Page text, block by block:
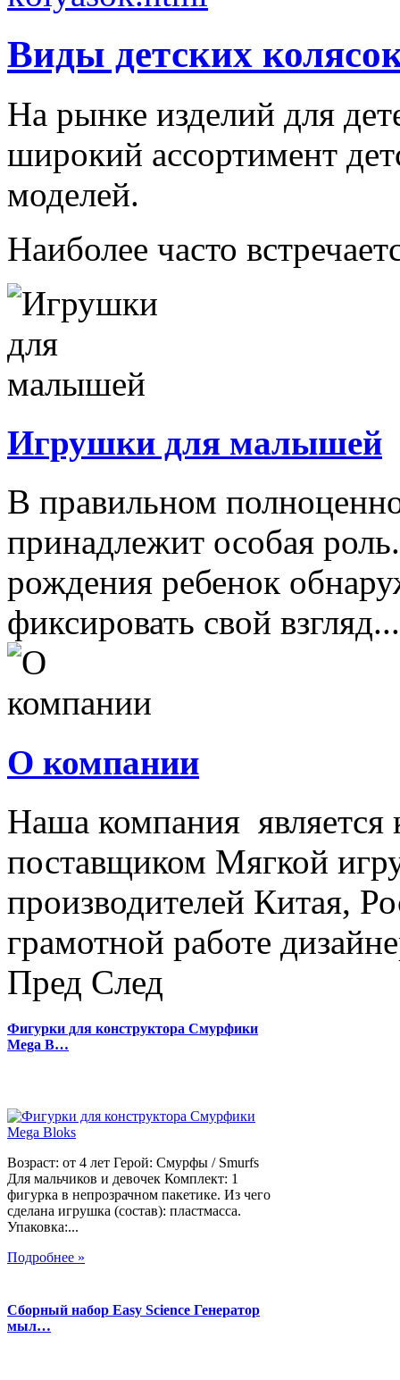
Виды детских
На рынке изделий для
широкий ассортимент
моделей.
Наиболее часто
Игрушки для малышей
В правильном
принадлежит особая
рождения ребенок
фиксировать свой взгляд...
О компании
Наша компания
поставщиком Мягкой
производителей Китая,
грамотной работе
Пред След
Фигурки для конструктора Смурфики
Mega B…
Возраст: от 4 лет Герой: Смурфы / Smurfs
Для мальчиков и девочек Комплект: 1
фигурка в непрозрачном пакетике. Из чего
сделана игрушка (состав): пластмасса.
Упаковка:...
Подробнее »
Сборный набор Easy Science Генератор
мыл…